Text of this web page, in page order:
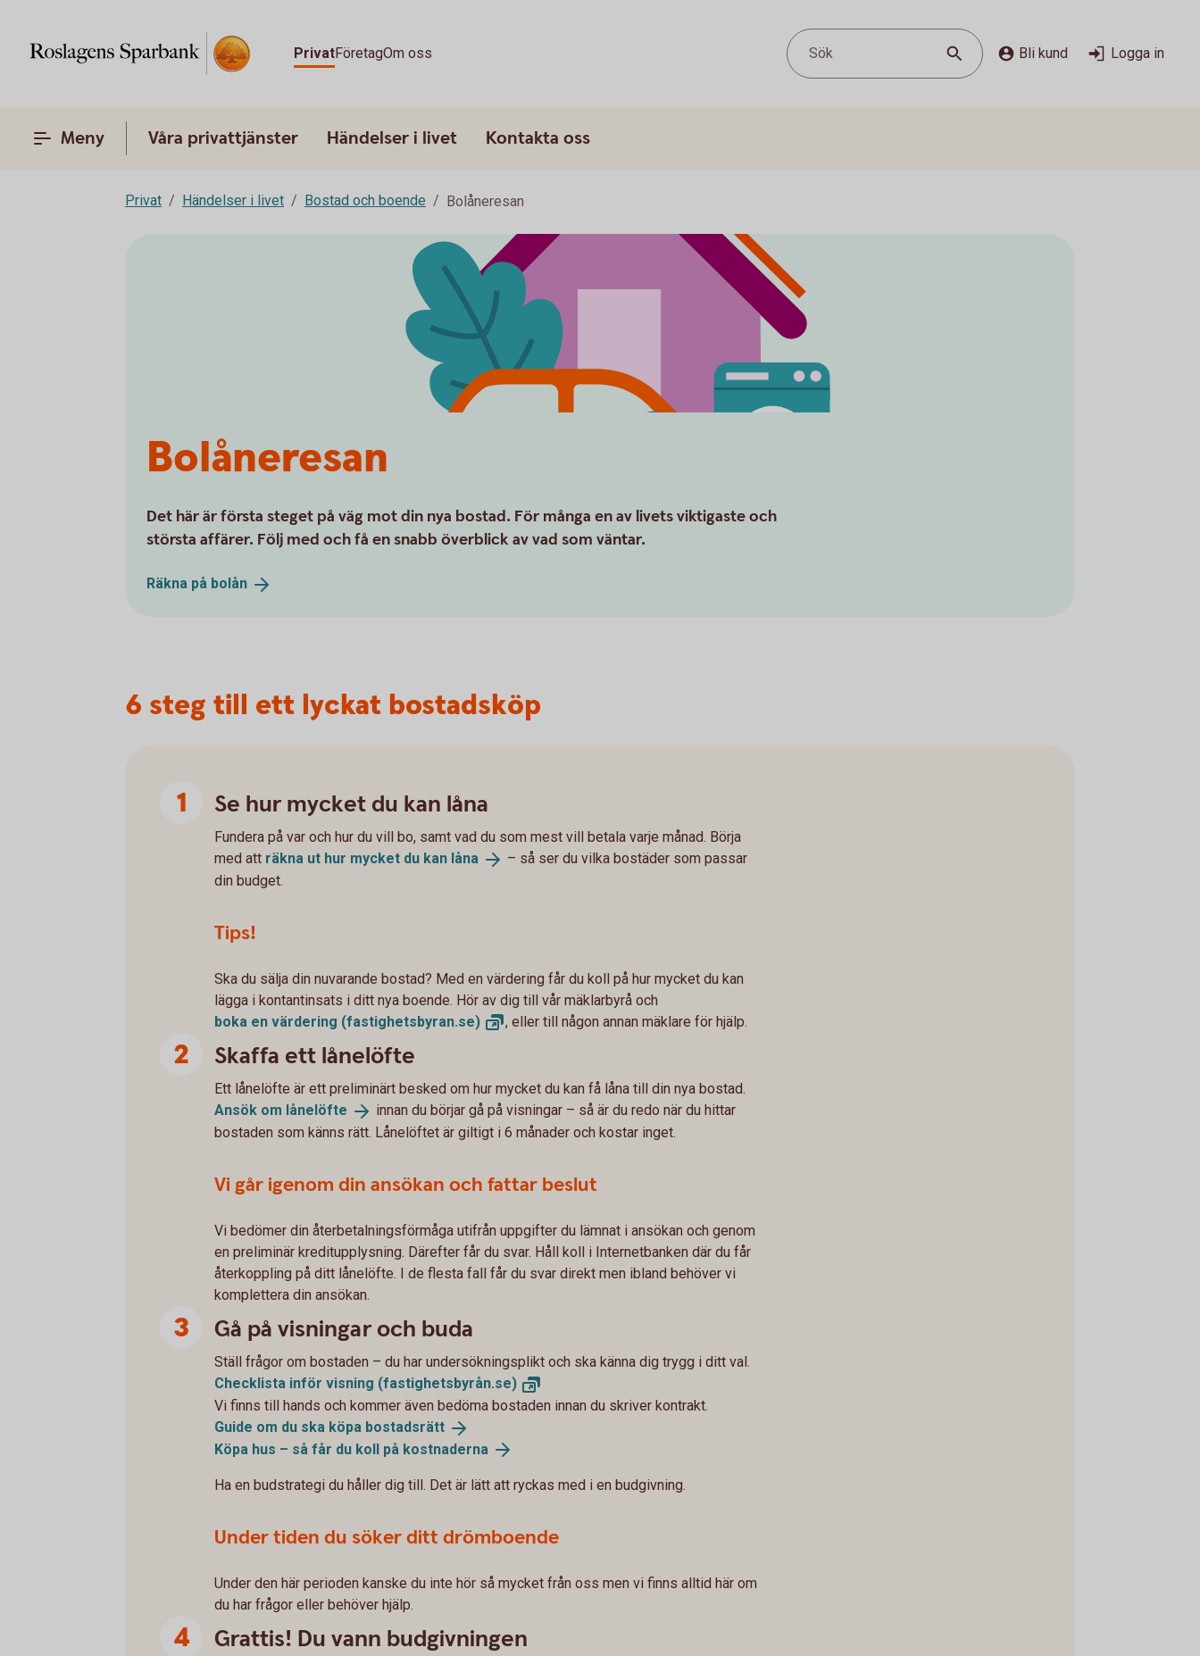
PrivatFöretagOm oss Sök Bli kund Logga in
Meny Våra privattjänster Händelser i livet Kontakta oss
Privat Händelser i livet Bostad och boende Bolåneresan
Bolåneresan
Det här är första steget på väg mot din nya bostad. För många en av livets viktigaste och
största affärer. Följ med och få en snabb överblick av vad som väntar.
Räkna på bolån
6 steg till ett lyckat bostadsköp
Se hur mycket du kan låna
Fundera på var och hur du vill bo, samt vad du som mest vill betala varje månad. Börja
med att räkna ut hur mycket du kan låna
– så ser du vilka bostäder som passar
din budget.
Tips!
Ska du sälja din nuvarande bostad? Med en värdering får du koll på hur mycket du kan
lägga i kontantinsats i ditt nya boende. Hör av dig till vår mäklarbyrå och
boka en värdering (fastighetsbyran.se) , eller till någon annan mäklare för hjälp.
Skaffa ett lånelöfte
Ett lånelöfte är ett preliminärt besked om hur mycket du kan få låna till din nya bostad.
Ansök om lånelöfte
innan du börjar gå på visningar – så är du redo när du hittar
bostaden som känns rätt. Lånelöftet är giltigt i 6 månader och kostar inget.
Vi går igenom din ansökan och fattar beslut
Vi bedömer din återbetalningsförmåga utifrån uppgifter du lämnat i ansökan och genom
en preliminär kreditupplysning. Därefter får du svar. Håll koll i Internetbanken där du får
återkoppling på ditt lånelöfte. I de flesta fall får du svar direkt men ibland behöver vi
komplettera din ansökan.
Gå på visningar och buda
Ställ frågor om bostaden – du har undersökningsplikt och ska känna dig trygg i ditt val.
Checklista inför visning (fastighetsbyrån.se)
Vi finns till hands och kommer även bedöma bostaden innan du skriver kontrakt.
Guide om du ska köpa bostadsrätt
Köpa hus – så får du koll på kostnaderna
Ha en budstrategi du håller dig till. Det är lätt att ryckas med i en budgivning.
Under tiden du söker ditt drömboende
Under den här perioden kanske du inte hör så mycket från oss men vi finns alltid här om
du har frågor eller behöver hjälp.
Grattis! Du vann budgivningen